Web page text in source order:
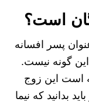
است؟
پسر افسانه
گونه نیست.
است این زوج
بدانید که نیما